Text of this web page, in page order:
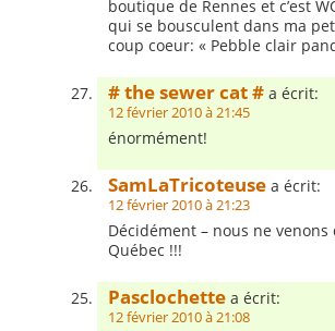
boutique de Rennes et c’est
qui se bousculent dans ma
coup coeur: « Pebble clair
# the sewer cat # a écrit:
12 février 2010 à 21:45
énormément!
SamLaTricoteuse a écrit:
12 février 2010 à 21:23
Décidément – nous ne
Québec !!!
Pasclochette a écrit:
12 février 2010 à 21:08